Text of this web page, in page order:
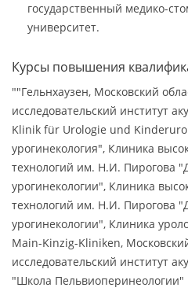
государственный медико-
университет.
Курсы повышения
""Гельнхаузен, Московский
исследовательский институт
Klinik für Urologie und
урогинекология", Клиника
технологий им. Н.И. Пирогова
урогинекологии", Клиника
технологий им. Н.И. Пирогова
урогинекологии", Клиника
Main-Kinzig-Kliniken,
исследовательский институт
"Школа Пельвиоперинеологии"